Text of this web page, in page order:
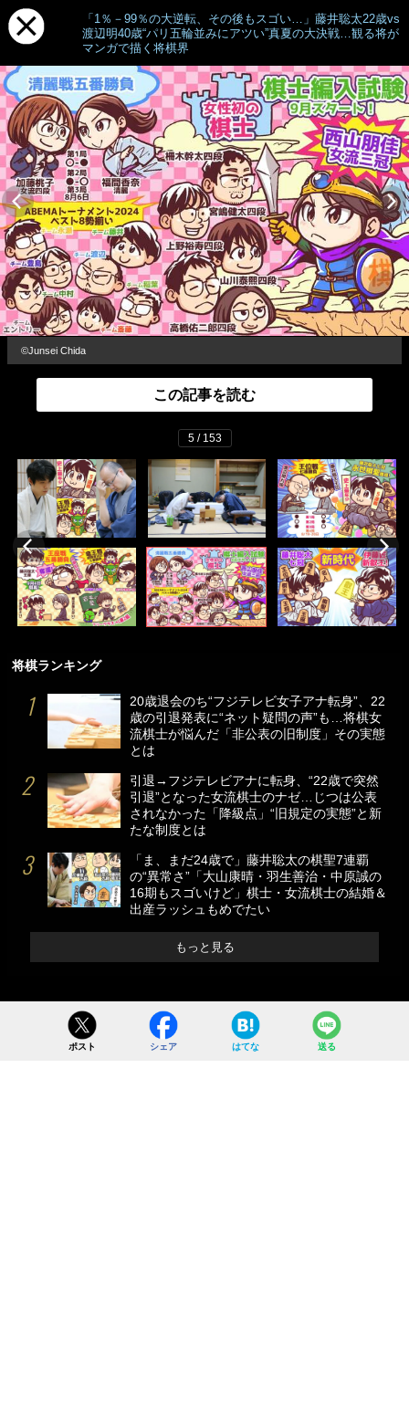
「1％－99％の大逆転、その後もスゴい…」藤井聡太22歳vs
渡辺明40歳“パリ五輪並みにアツい”真夏の大決戦…観る将が
マンガで描く将棋界
©Junsei Chida
この記事を読む
5 / 153
将棋ランキング
20歳退会のち“フジテレビ女子アナ転身”、22
歳の引退発表に“ネット疑問の声”も…将棋女
流棋士が悩んだ「非公表の旧制度」その実態
とは
引退→フジテレビアナに転身、“22歳で突然
引退”となった女流棋士のナゼ…じつは公表
されなかった「降級点」“旧規定の実態”と新
たな制度とは
「ま、まだ24歳で」藤井聡太の棋聖7連覇
の“異常さ”「大山康晴・羽生善治・中原誠の
16期もスゴいけど」棋士・女流棋士の結婚＆
出産ラッシュもめでたい
もっと見る
ポスト シェア はてな 送る